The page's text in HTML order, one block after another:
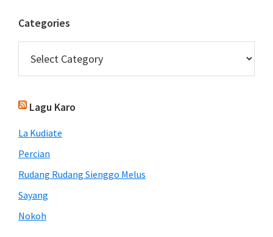
Categories
Lagu Karo
La Kudiate
Percian
Rudang Rudang Sienggo Melus
Sayang
Nokoh